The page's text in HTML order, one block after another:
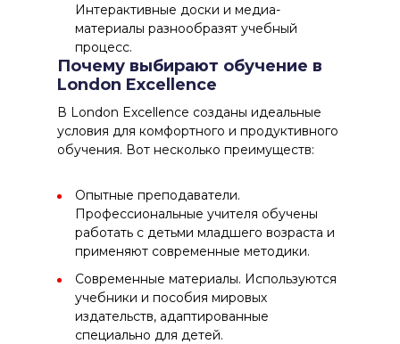
Интерактивные доски и медиа-
материалы разнообразят учебный
процесс.
Почему выбирают обучение в
London Excellence
В London Excellence созданы идеальные
условия для комфортного и продуктивного
обучения. Вот несколько преимуществ:
Опытные преподаватели.
Профессиональные учителя обучены
работать с детьми младшего возраста и
применяют современные методики.
Современные материалы. Используются
учебники и пособия мировых
издательств, адаптированные
специально для детей.